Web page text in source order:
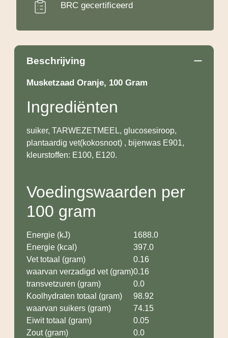
BRC gecertificeerd
Beschrijving
Musketzaad Oranje, 100 Gram
Ingrediënten
suiker, TARWEZETMEEL, glucosesiroop,
plantaardig vet(kokosnoot) , bijenwas E901,
kleurstoffen: E100, E120.
Voedingswaarden per
100 gram
Energie (kJ)
1688.0
Energie (kcal)
397.0
Vet totaal (gram)
0.16
waarvan verzadigd vet (gram)0.16
transvetzuren (gram)
0.0
Koolhydraten totaal (gram)
98.92
waarvan suikers (gram)
74.15
Eiwit totaal (gram)
0.05
Zout (gram)
0.0